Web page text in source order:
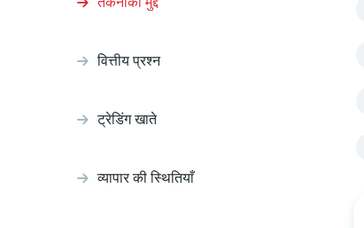
वित्तीय प्रश्न
ट्रेडिंग खाते
व्यापार की स्थितियाँ